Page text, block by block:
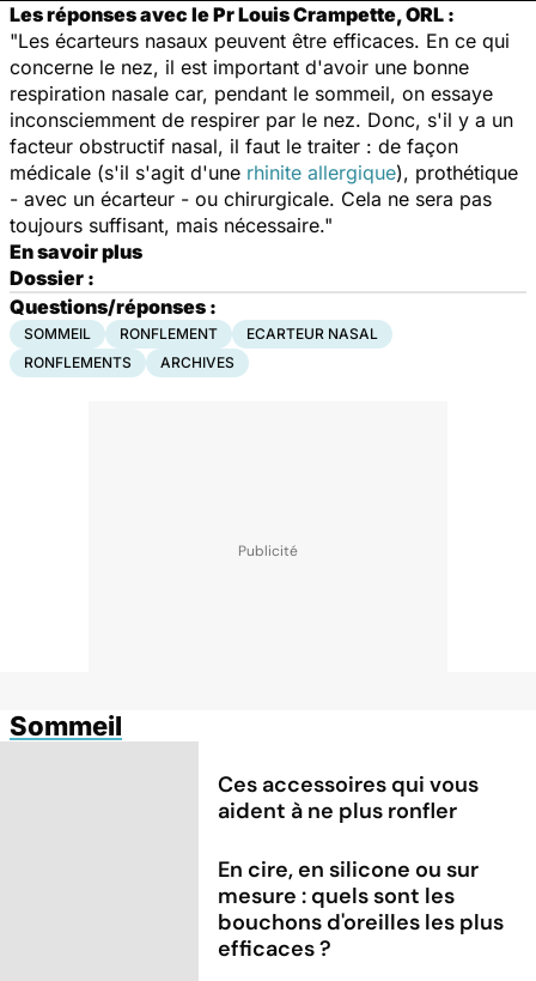
Les réponses avec le Pr Louis Crampette, ORL :
"Les écarteurs nasaux peuvent être efficaces. En ce qui
concerne le nez, il est important d'avoir une bonne
respiration nasale car, pendant le sommeil, on essaye
inconsciemment de respirer par le nez. Donc, s'il y a un
facteur obstructif nasal, il faut le traiter : de façon
médicale (s'il s'agit d'une rhinite allergique), prothétique
- avec un écarteur - ou chirurgicale. Cela ne sera pas
toujours suffisant, mais nécessaire."
En savoir plus
Dossier :
Questions/réponses :
SOMMEIL RONFLEMENT
ECARTEUR NASAL
RONFLEMENTS
ARCHIVES
Sommeil
Ces accessoires qui vous
aident à ne plus ronfler
En cire, en silicone ou sur
mesure : quels sont les
bouchons d'oreilles les plus
efficaces ?